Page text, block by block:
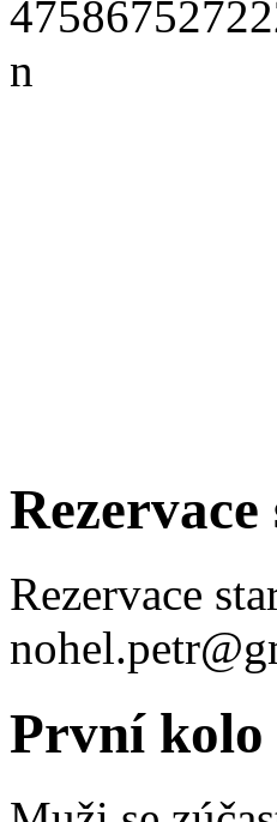
Rezervace
První kolo